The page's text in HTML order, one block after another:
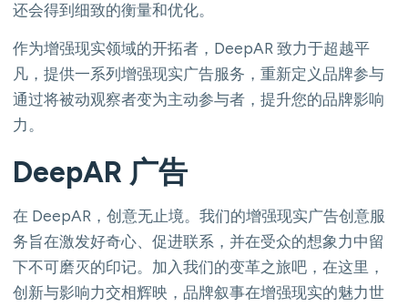
还会得到细致的衡量和优化。
作为增强现实领域的开拓者，DeepAR 致力于超越平
凡，提供一系列增强现实广告服务，重新定义品牌参与
通过将被动观察者变为主动参与者，提升您的品牌影响
力。
DeepAR 广告
在 DeepAR，创意无止境。我们的增强现实广告创意服
务旨在激发好奇心、促进联系，并在受众的想象力中留
下不可磨灭的印记。加入我们的变革之旅吧，在这里，
创新与影响力交相辉映，品牌叙事在增强现实的魅力世